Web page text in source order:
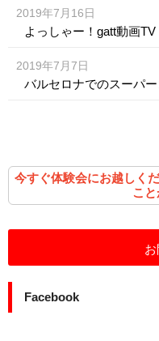
2019年7月16日
よっしゃー！gatt動画TV
2019年7月7日
バルセロナでのスーパ
今すぐ体験会にお越しく
こと
Facebook